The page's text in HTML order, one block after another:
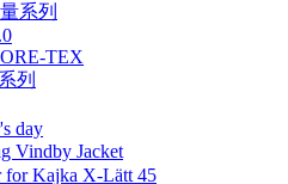
系列
TEX
列
day
Vindby Jacket
for Kajka X-Lätt 45